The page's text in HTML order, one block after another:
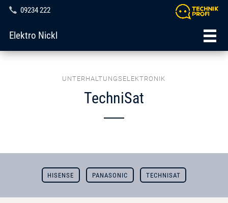
09234 222
Elektro Nickl
UNTERHALTUNGSELEKTRONIK
TechniSat
HISENSE PANASONIC TECHNISAT